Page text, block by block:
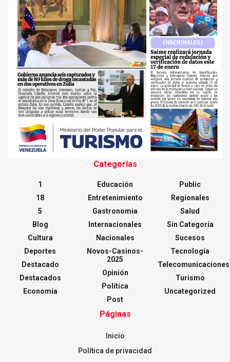
Categorías
1
18
5
Blog
Cultura
Deportes
Destacado
Destacados
Economía
Educación
Entretenimiento
Gastronomia
Internacionales
Nacionales
Novos-Casinos-
2025
Opinión
Política
Post
Public
Regionales
Salud
Sin Categoría
Sucesos
Tecnología
Telecomunicaciones
Turismo
Uncategorized
Páginas
Inicio
Política de privacidad